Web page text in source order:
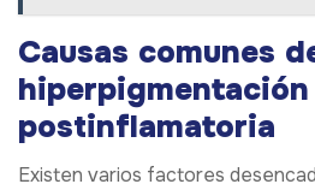
Causas comunes
hiperpigmentación
postinflamatoria
Existen varios factores